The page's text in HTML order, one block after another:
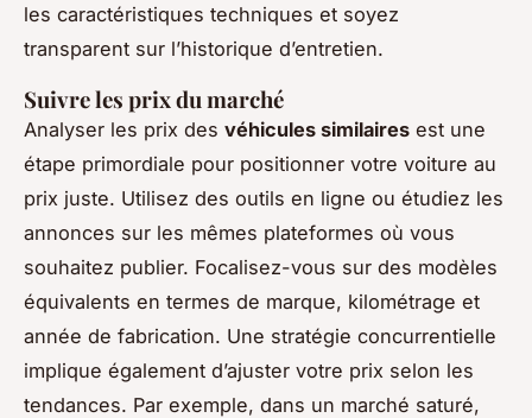
les caractéristiques techniques et soyez
transparent sur l’historique d’entretien.
Suivre les prix du marché
Analyser les prix des véhicules similaires est une
étape primordiale pour positionner votre voiture au
prix juste. Utilisez des outils en ligne ou étudiez les
annonces sur les mêmes plateformes où vous
souhaitez publier. Focalisez-vous sur des modèles
équivalents en termes de marque, kilométrage et
année de fabrication. Une stratégie concurrentielle
implique également d’ajuster votre prix selon les
tendances. Par exemple, dans un marché saturé,